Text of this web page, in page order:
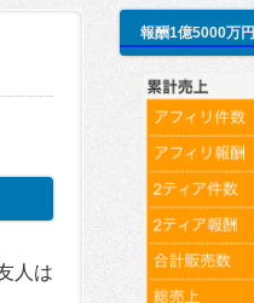
人は
報酬1億5000万